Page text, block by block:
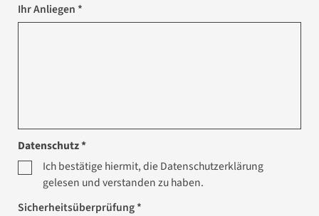
Ihr Anliegen *
Datenschutz *
Ich bestätige hiermit, die Datenschutzerklärung
gelesen und verstanden zu haben.
Sicherheitsüberprüfung *